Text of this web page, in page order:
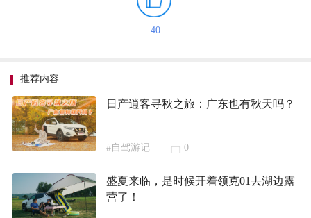
40
推荐内容
日产逍客寻秋之旅：广东也有秋天吗？
#自驾游记 0
盛夏来临，是时候开着领克01去湖边露
营了！